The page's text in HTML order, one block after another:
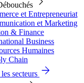
et Entrepreneuriat
et Marketing
& Finance
Business
Humaines
Chain
secteurs